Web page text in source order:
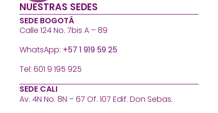
NUESTRAS SEDES
SEDE BOGOTÁ
Calle 124 No. 7bis A – 89
WhatsApp: +57 1 919 59 25
Tel: 601 9 195 925
SEDE CALI
Av. 4N No. 8N – 67 Of. 107 Edif. Don Sebas.